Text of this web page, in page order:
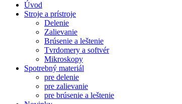
Úvod
Stroje a prístroje
Delenie
Zalievanie
Brúsenie a leštenie
Tvrdomery a softvér
Mikroskopy
Spotrebný materiál
pre delenie
pre zalievanie
pre brúsenie a leštenie